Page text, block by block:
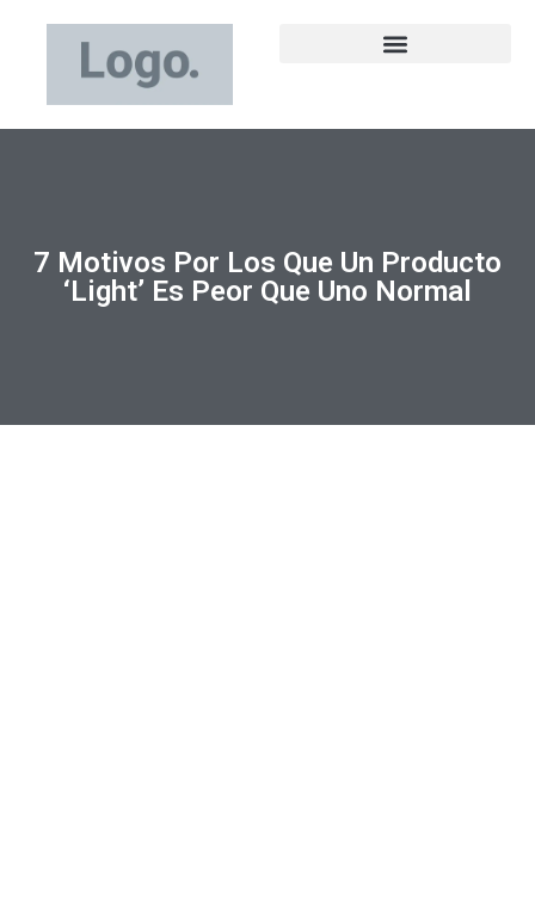
7 Motivos Por Los Que Un Producto
‘light’ Es Peor Que Uno Normal